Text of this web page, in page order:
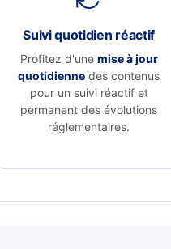
Suivi quotidien réactif
Profitez d'une mise à jour
quotidienne des contenus
pour un suivi réactif et
permanent des évolutions
réglementaires.